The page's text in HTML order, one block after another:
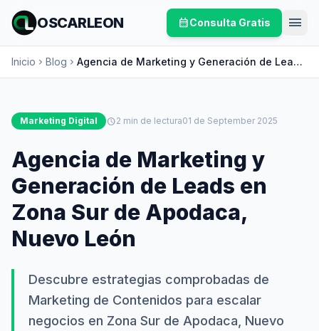
OSCARLEON calendar_monthConsulta Gratis menu
Inicio chevron_right Blog chevron_right Agencia de Marketing y Generación de Leads
en Zona Sur de Apodaca, Nuevo León
Marketing Digital schedule2 min de lectura01 de September 2025
Agencia de Marketing y
Generación de Leads en
Zona Sur de Apodaca,
Nuevo León
Descubre estrategias comprobadas de
Marketing de Contenidos para escalar
negocios en Zona Sur de Apodaca, Nuevo